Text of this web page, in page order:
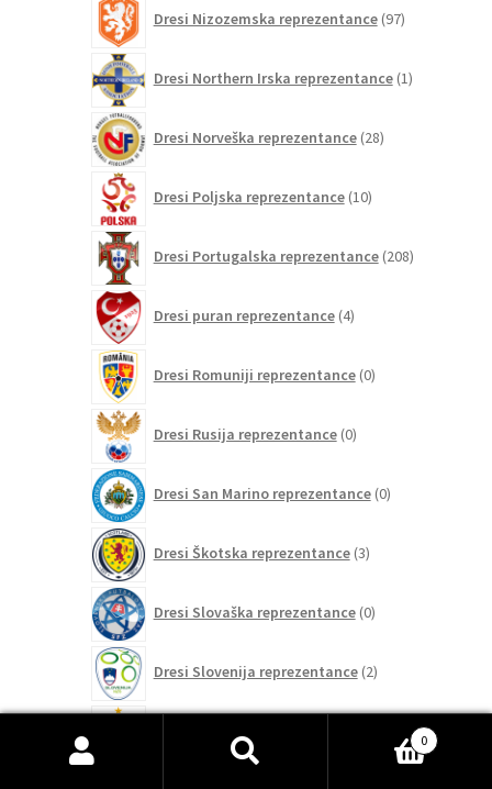
Dresi Nizozemska reprezentance 97izdelkov
Dresi Northern Irska reprezentance 1izdelek
Dresi Norveška reprezentance 28izdelkov
Dresi Poljska reprezentance 10izdelkov
Dresi Portugalska reprezentance 208izdelkov
Dresi puran reprezentance 4izdelki
Dresi Romuniji reprezentance 0izdelkov
Dresi Rusija reprezentance 0izdelkov
Dresi San Marino reprezentance 0izdelkov
Dresi Škotska reprezentance 3izdelki
Dresi Slovaška reprezentance 0izdelkov
Dresi Slovenija reprezentance 2izdelka
197
izdelkov
0